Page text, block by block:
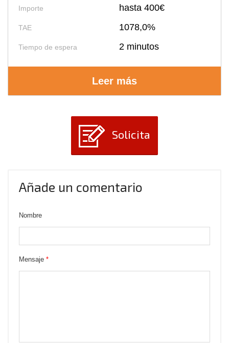
Importe hasta 400€
TAE 1078,0%
Tiempo de espera 2 minutos
Leer más
Solicita
Añade un comentario
Nombre
Mensaje *